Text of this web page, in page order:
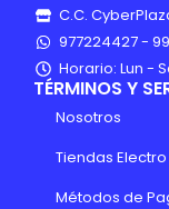
C.C.
977224427 -
Horario: Lun -
TÉRMINOS Y
Nosotros
Tiendas Electro
Métodos de